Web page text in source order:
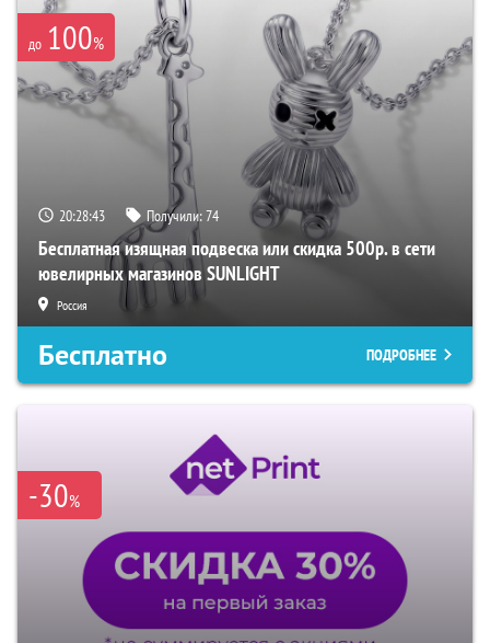
до 100%
20:28:42 Получили:74
Бесплатная изящная подвеска или скидка 500р. в сети
ювелирных магазинов SUNLIGHT
Россия
Бесплатно ПОДРОБНЕЕ
-30%